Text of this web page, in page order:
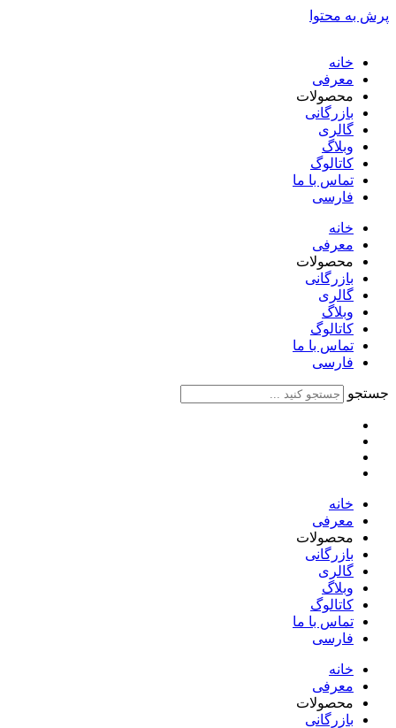
پرش به محتوا
خانه
معرفی
محصولات
بازرگانی
گالری
وبلاگ
کاتالوگ
تماس با ما
فارسی
خانه
معرفی
محصولات
بازرگانی
گالری
وبلاگ
کاتالوگ
تماس با ما
فارسی
English
جستجو
خانه
معرفی
محصولات
بازرگانی
گالری
وبلاگ
کاتالوگ
تماس با ما
فارسی
خانه
معرفی
محصولات
بازرگانی